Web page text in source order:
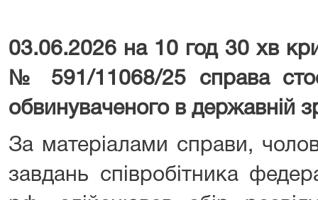
03.06.2026 на 10 год 30 хв
№ 591/11068/25 справа
обвинуваченого в державній
За матеріалами справи,
завдань співробітника